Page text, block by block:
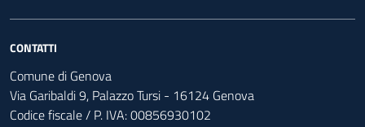
CONTATTI
Comune di Genova
Via Garibaldi 9, Palazzo Tursi - 16124 Genova
Codice fiscale / P. IVA: 00856930102